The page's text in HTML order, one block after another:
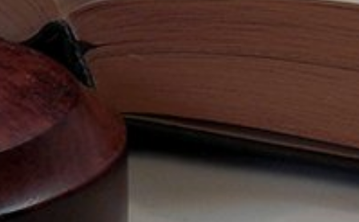
+
Erbrecht